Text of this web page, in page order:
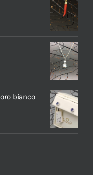
bianco